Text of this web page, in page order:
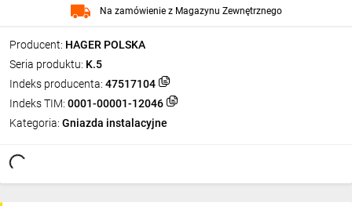
Producent: HAGER POLSKA
Seria produktu: K.5
Indeks producenta: 47517104
Indeks TIM: 0001-00001-12046
Kategoria: Gniazda instalacyjne
Na zamówienie z Magazynu Zewnętrznego